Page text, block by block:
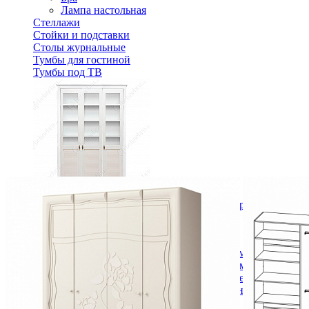
Лампа настольная
Стеллажи
Стойки и подставки
Столы журнальные
Тумбы для гостиной
Тумбы под ТВ
Стеллаж для книг Рауна-3 белый воск с дверцами
Спальня
Деревянные кровати с подъемным механизмом
Кровати односпальные с подъемным механизмом
Кровати двуспальные с подъемным механизмом
Кровати полутороспальные с подъемным
Зеркала